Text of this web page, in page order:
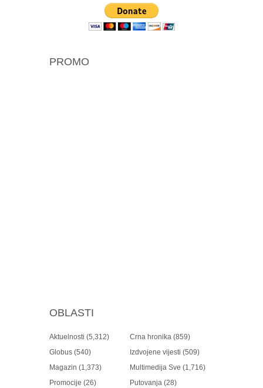
PROMO
OBLASTI
Aktuelnosti (5,312) Crna hronika (859)
Globus (540) Izdvojene vijesti (509)
Magazin (1,373) Multimedija Sve (1,716)
Promocije (26) Putovanja (28)